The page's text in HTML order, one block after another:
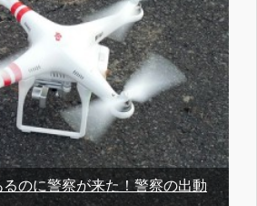
るのに警察が来た！警察の出動